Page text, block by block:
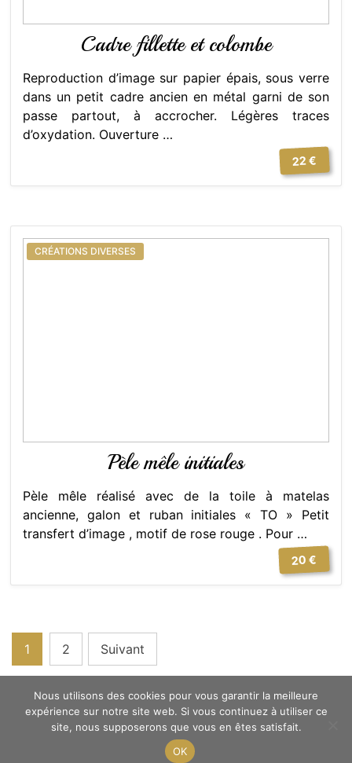
Cadre fillette et colombe
Reproduction d’image sur papier épais, sous verre
dans un petit cadre ancien en métal garni de son
passe partout, à accrocher. Légères traces
d’oxydation. Ouverture …
22 €
CRÉATIONS DIVERSES
Pèle mêle initiales
Pèle mêle réalisé avec de la toile à matelas
ancienne, galon et ruban initiales « TO » Petit
transfert d’image , motif de rose rouge . Pour …
20 €
Pagination
des
publications
1 2 Suivant
Copyright © 2023 Atelier Cosy -
Nous utilisons des cookies pour vous garantir la meilleure
expérience sur notre site web. Si vous continuez à utiliser ce
site, nous supposerons que vous en êtes satisfait.
OK